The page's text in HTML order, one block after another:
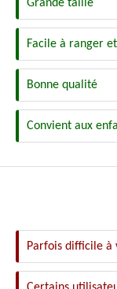
Grande taille
Facile à ranger
Bonne qualité
Convient aux
Parfois difficile